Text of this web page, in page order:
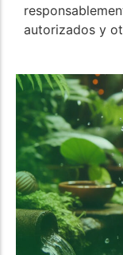
autorizados y